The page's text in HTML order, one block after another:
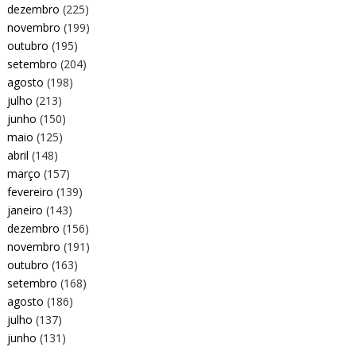
dezembro (225)
novembro (199)
outubro (195)
setembro (204)
agosto (198)
julho (213)
junho (150)
maio (125)
abril (148)
março (157)
fevereiro (139)
janeiro (143)
dezembro (156)
novembro (191)
outubro (163)
setembro (168)
agosto (186)
julho (137)
junho (131)